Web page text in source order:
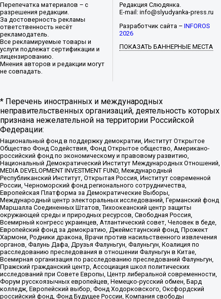
Перепечатка материалов – с
разрешения редакции.
За достоверность рекламы
ответственность несёт
рекламодатель.
Все рекламируемые товары и
услуги подлежат сертификации и
лицензированию.
Мнения авторов и редакции могут
не совпадать.
Редакция Слюдянка.
E-mail: info@slyudyanka-press.ru
Разработчик сайта –INFOROS
2026
ПОКАЗАТЬ БАННЕРНЫЕ МЕСТА
* Перечень иностранных и международных
неправительственных организаций, деятельность которых
признана нежелательной на территории Российской
Федерации:
Национальный фонд в поддержку демократии, Институт Открытое
Общество Фонд Содействия, Фонд Открытое общество, Американо-
российский фонд по экономическому и правовому развитию,
Национальный Демократический Институт Международных Отношений,
MEDIA DEVELOPMENT INVESTMENT FUND, Международный
Республиканский Институт, Открытая Россия, Институт современной
России, Черноморский фонд регионального сотрудничества,
Европейская Платформа за Демократические Выборы,
Международный центр электоральных исследований, Германский фонд
Маршалла Соединенных Штатов, Тихоокеанский центр защиты
окружающей среды и природных ресурсов, Свободная Россия,
Всемирный конгресс украинцев, Атлантический совет, Человек в беде,
Европейский фонд за демократию, Джеймстаунский фонд, Прожект
Хармони, Родники дракона, Врачи против насильственного извлечения
органов, Фалунь Дафа, Друзья Фалуньгун, Фалуньгун, Коалиция по
расследованию преследования в отношении Фалуньгун в Китае,
Всемирная организация по расследованию преследований Фалуньгун,
Пражский гражданский центр, Ассоциация школ политических
исследований при Совете Европы, Центр либеральной современности,
Форум русскоязычных европейцев, Немецко-русский обмен, Бард
колледж, Европейский выбор, Фонд Ходорковского, Оксфордский
российский фонд, Фонд Будущее России, Компания свободы